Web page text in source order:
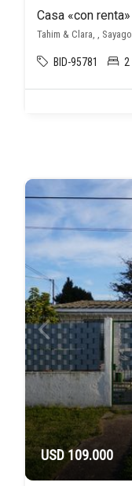
Tahim & Clara, , Sayago
BID-95781 2
USD 109.000